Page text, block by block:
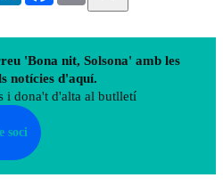
'Bona nit, Solsona' amb les
notícies d'aquí.
i dona't d'alta al butlletí
soci